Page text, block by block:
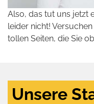
Also, das tut uns jetzt
leider nicht!
tollen Seiten, die Sie
Unsere